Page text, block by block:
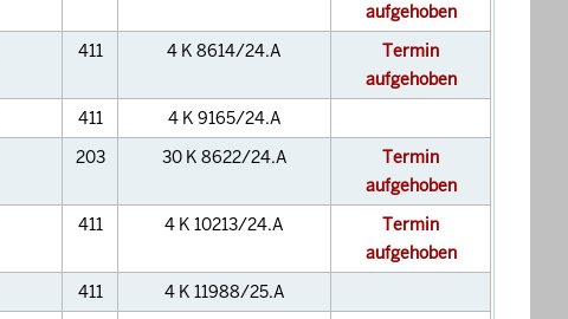
aufgehoben
411 4 K 8614/24.A
Termin
aufgehoben
411
4 K 9165/24.A
203 30 K 8622/24.A
Termin
aufgehoben
411 4 K 10213/24.A
Termin
aufgehoben
411
4 K 11988/25.A